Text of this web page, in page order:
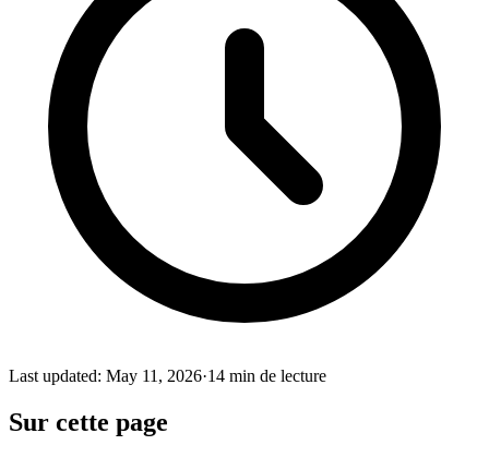
Last updated: May 11, 2026·14 min de lecture
Sur cette page